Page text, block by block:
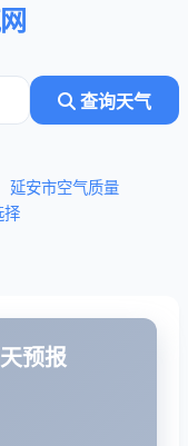
查询天气
延安市空气质量
择
预报